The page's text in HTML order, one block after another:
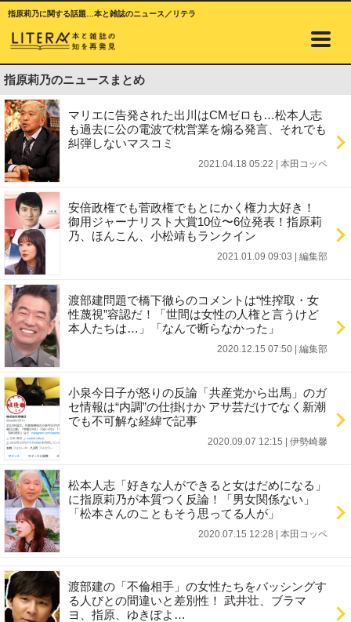
指原莉乃に関する話題…本と雑誌のニュース／リテラ
指原莉乃のニュースまとめ
マリエに告発された出川はCMゼロも…松本人志
も過去に公の電波で枕営業を煽る発言、それでも
糾弾しないマスコミ
2021.04.18 05:22 本田コッペ
安倍政権でも菅政権でもとにかく権力大好き！
御用ジャーナリスト大賞10位〜6位発表！指原莉
乃、ほんこん、小松靖もランクイン
2021.01.09 09:03 編集部
渡部建問題で橋下徹らのコメントは“性搾取・女
性蔑視”容認だ！「世間は女性の人権と言うけど
本人たちは…」「なんで断らなかった」
2020.12.15 07:50 編集部
小泉今日子が怒りの反論「共産党から出馬」のガ
セ情報は“内調”の仕掛けか アサ芸だけでなく新潮
でも不可解な経緯で記事
2020.09.07 12:15 伊勢崎馨
松本人志「好きな人ができると女はだめになる」
に指原莉乃が本質つく反論！「男女関係ない」
「松本さんのこともそう思ってる人が」
2020.07.15 12:28 本田コッペ
渡部建の「不倫相手」の女性たちをバッシングす
る人びとの間違いと差別性！ 武井壮、ブラマ
ヨ、指原、ゆきぽよ…